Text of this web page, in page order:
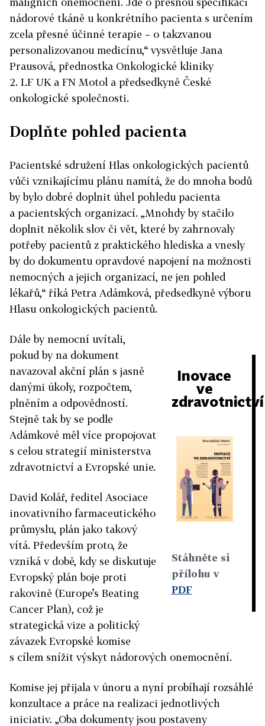
nádorové tkáně u konkrétního pacienta s určením
zcela přesné účinné terapie – o takzvanou
personalizovanou medicínu,“ vysvětluje Jana
Prausová, přednostka Onkologické kliniky
2. LF UK a FN Motol a předsedkyně České
onkologické společnosti.
Doplňte pohled pacienta
Pacientské sdružení Hlas onkologických pacientů
vůči vznikajícímu plánu namítá, že do mnoha bodů
by bylo dobré doplnit úhel pohledu pacienta
a pacientských organizací. „Mnohdy by stačilo
doplnit několik slov či vět, které by zahrnovaly
potřeby pacientů z praktického hlediska a vnesly
by do dokumentu opravdové napojení na možnosti
nemocných a jejich organizací, ne jen pohled
lékařů,“ říká Petra Adámková, předsedkyně výboru
Hlasu onkologických pacientů.
Inovace
ve
zdravotnictví
Stáhněte si
přílohu v
PDF
Dále by nemocní uvítali,
pokud by na dokument
navazoval akční plán s jasně
danými úkoly, rozpočtem,
plněním a odpovědností.
Stejně tak by se podle
Adámkové měl více propojovat
s celou strategií ministerstva
zdravotnictví a Evropské unie.
David Kolář, ředitel Asociace
inovativního farmaceutického
průmyslu, plán jako takový
vítá. Především proto, že
vzniká v době, kdy se diskutuje
Evropský plán boje proti
rakovině (Europe’s Beating
Cancer Plan), což je
strategická vize a politický
závazek Evropské komise
s cílem snížit výskyt nádorových onemocnění.
Komise jej přijala v únoru a nyní probíhají rozsáhlé
konzultace a práce na realizaci jednotlivých
iniciativ. „Oba dokumenty jsou postaveny